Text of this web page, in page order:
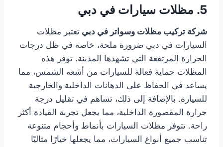
5. مظلات سيارات في دبي
شركة تركيب مظلات وسواتر في دبي تعتبر مظلات
السيارات في دبي ضرورة ملحة، خاصة في ظل درجات
الحرارة المرتفعة التي تشهدها المدينة. توفر هذه
المظلات حماية فعالة للسيارات من أشعة الشمس، مما
يساعد في الحفاظ على الدهانات الداخلية والخارجية
للسيارة. بالإضافة إلى ذلك، تساهم في تقليل درجة
حرارة المقصورة الداخلية، مما يجعل تجربة القيادة أكثر
راحة. تتوفر مظلات السيارات بأنماط وأحجام متنوعة
تناسب جميع أنواع السيارات، مما يجعلها خيارًا مثاليًا